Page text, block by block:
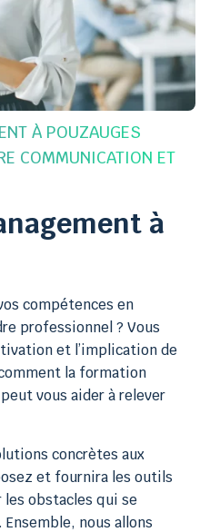
À POUZAUGES
COMMUNICATION ET
à
compétences en
professionnel ? Vous
et l’implication de
la formation
peut vous aider à relever
concrètes aux
et fournira les outils
obstacles qui se
nous allons